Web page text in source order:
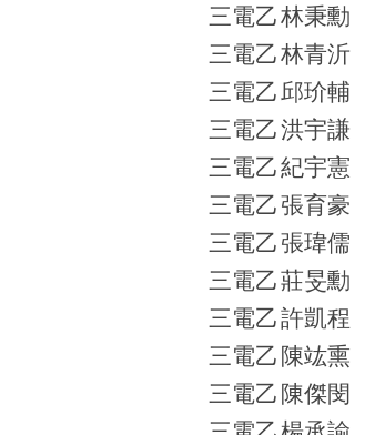
三電乙林秉勳
三電乙林青沂
三電乙邱玠輔
三電乙洪宇謙
三電乙紀宇憲
三電乙張育豪
三電乙張瑋儒
三電乙莊旻勳
三電乙許凱程
三電乙 陳竑熏
三電乙 陳傑閔